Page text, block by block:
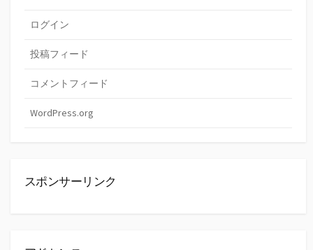
ログイン
投稿フィード
コメントフィード
WordPress.org
スポンサーリンク